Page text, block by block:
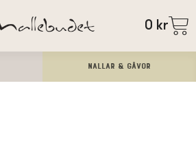
0 kr
Nallar & Gåvor